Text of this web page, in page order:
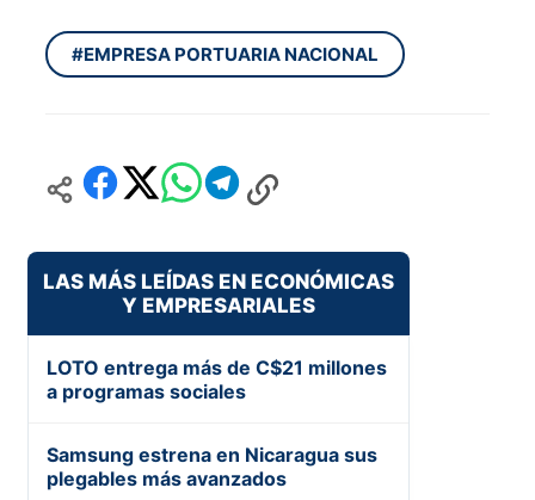
#EMPRESA PORTUARIA NACIONAL
LAS MÁS LEÍDAS EN ECONÓMICAS
Y EMPRESARIALES
LOTO entrega más de C$21 millones
a programas sociales
Samsung estrena en Nicaragua sus
plegables más avanzados